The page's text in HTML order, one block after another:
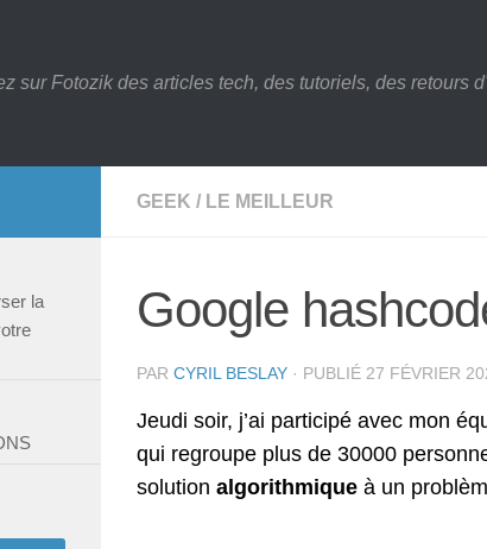
sur Fotozik des articles tech, des tutoriels, des retours
GEEK / LE MEILLEUR
Google
PAR CYRIL BESLAY · PUBLIÉ 27 FÉVRIER
Jeudi soir, j’ai participé avec mon
qui regroupe plus de 30000
solution algorithmique à un
la